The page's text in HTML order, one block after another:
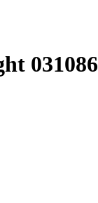
031086